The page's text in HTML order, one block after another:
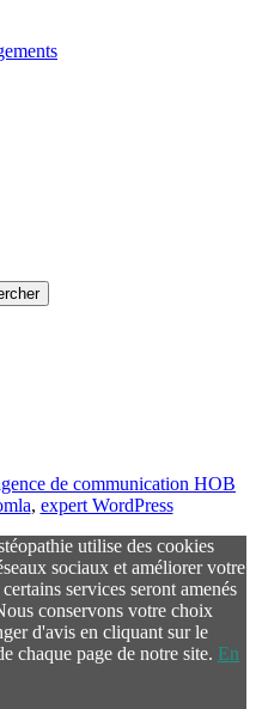
de communication HOB
, expert WordPress
utilise des cookies
sociaux et améliorer votre
services seront amenés
conservons votre choix
d'avis en cliquant sur le
chaque page de notre site. En